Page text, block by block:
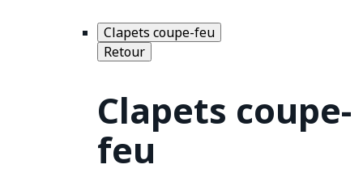
Clapets coupe-feu
Retour
Clapets coupe-
feu